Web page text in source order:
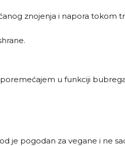
znojenja i napora tokom
u funkciji
je pogodan za vegane i ne